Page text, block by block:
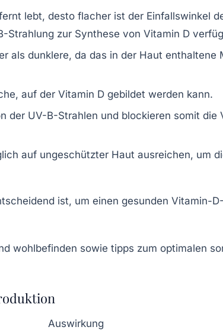
lebt, desto flacher ist der Einfallswinkel
zur Synthese von Vitamin D
als dunklere, da das in der Haut enthaltene
auf der Vitamin D gebildet werden kann.
UV-B-Strahlen und blockieren somit die
auf ungeschützter Haut ausreichen, um
ist, um einen gesunden Vitamin-
Auswirkung